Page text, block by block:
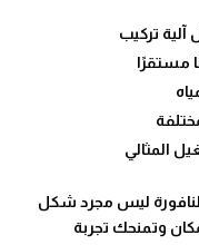
آلية تركيب
مستقرًا
المثالي
ليس مجرد شكل
وتمنحك تجربة